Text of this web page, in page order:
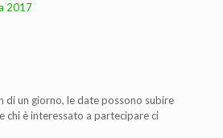
2017
di un giorno, le date possono subire
chi è interessato a partecipare ci